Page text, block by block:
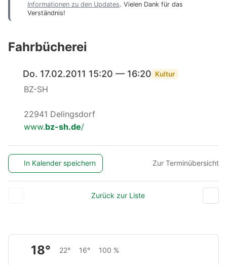
Informationen zu den Updates. Vielen Dank für das
Verständnis!
Fahrbücherei
Do. 17.02.2011 15:20 — 16:20 Kultur
BZ-SH
22941 Delingsdorf
www.bz-sh.de/
In Kalender speichern Zur Terminübersicht
Zurück zur Liste
18° 22° 16° 100 %